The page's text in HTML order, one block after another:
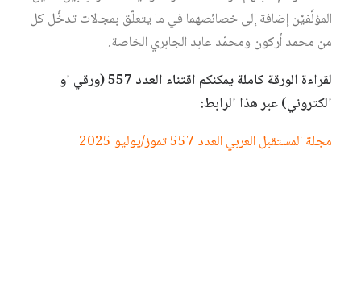
المؤلَّفيْن إضافة إلى خصائصهما في ما يتعلّق بمجالات تدخُّل كل
من محمد أركون ومحمّد عابد الجابري الخاصة.
لقراءة الورقة كاملة يمكنكم اقتناء العدد 557 (ورقي او
الكتروني) عبر هذا الرابط:
مجلة المستقبل العربي العدد 557 تموز/يوليو 2025